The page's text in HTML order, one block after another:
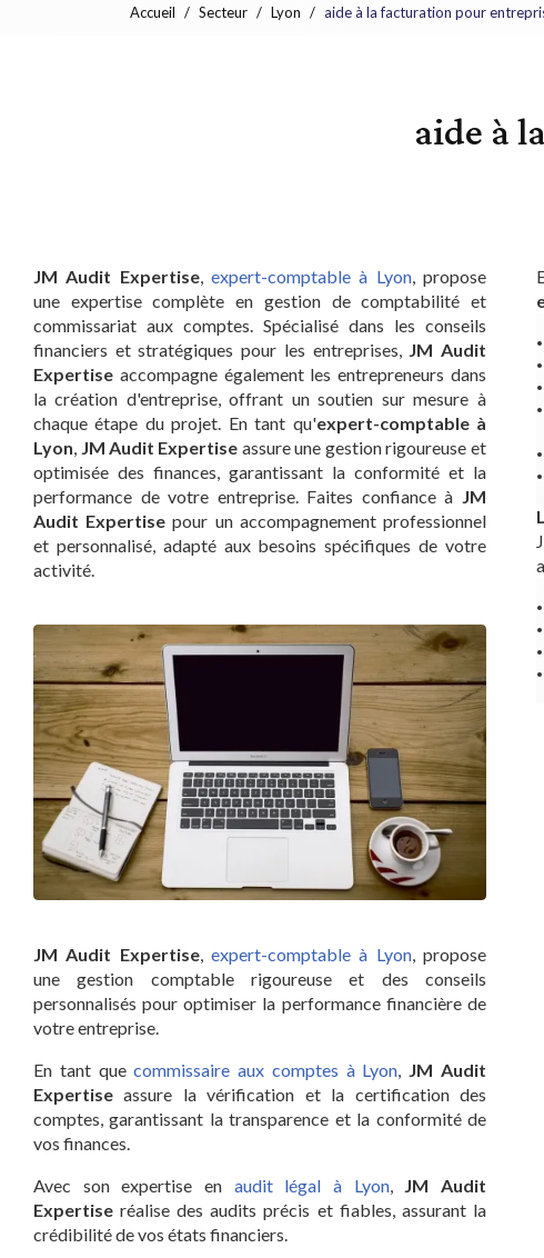
Accueil Secteur Lyon aide à la facturation pour
aide à
JM Audit Expertise,expert-comptable à Lyon, propose
une expertise complète en gestion de comptabilité et
commissariat aux comptes. Spécialisé dans les conseils
financiers et stratégiques pour les entreprises,
JM Audit
Expertise accompagne également les entrepreneurs dans
la création d'entreprise, offrant un soutien sur mesure à
chaque étape du projet. En tant qu'expert-comptable à
Lyon JM Audit Expertise assure une gestion rigoureuse et
optimisée des finances, garantissant la conformité et la
performance de votre entreprise. Faites confiance à JM
Audit Expertise pour un accompagnement professionnel
et personnalisé, adapté aux besoins spécifiques de votre
activité.
JM Audit Expertise,expert-comptable à Lyon, propose
une gestion comptable rigoureuse et des conseils
personnalisés pour optimiser la performance financière de
votre entreprise.
En tant quecommissaire aux comptes à Lyon, JM Audit
Expertise assure la vérification et la certification des
comptes, garantissant la transparence et la conformité de
vos finances.
Avec son expertise en audit légal à Lyon, JM Audit
Expertise réalise des audits précis et fiables, assurant la
crédibilité de vos états financiers.